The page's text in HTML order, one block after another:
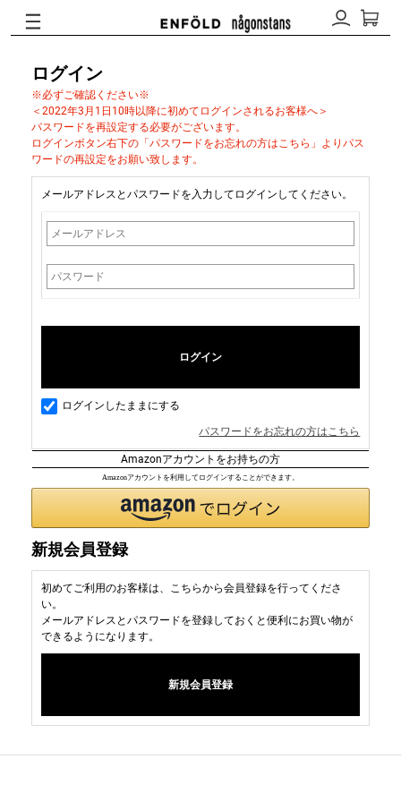
ログイン
※必ずご確認ください※
＜2022年3月1日10時以降に初めてログインされるお客様へ＞
パスワードを再設定する必要がございます。
ログインボタン右下の「パスワードをお忘れの方はこちら」よりパス
ワードの再設定をお願い致します。
メールアドレスとパスワードを入力してログインしてください。
ログインしたままにする
パスワードをお忘れの方はこちら
Amazonアカウントをお持ちの方
Amazonアカウントを利用してログインすることができます。
新規会員登録
初めてご利用のお客様は、こちらから会員登録を行ってくださ
い。
メールアドレスとパスワードを登録しておくと便利にお買い物が
できるようになります。